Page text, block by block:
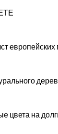
европейских
цвета на